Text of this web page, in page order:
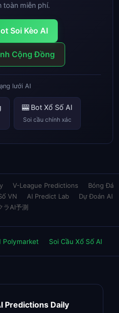
toàn miễn phí.
Soi Kèo AI
Cộng Đồng
lưới AI
🎰 Bot Xổ Số AI
Soi cầu chính xác
V-League Predictions
Bóng Đá
VN AI Predict Lab
Dự Đoán AI
ラAI予測
Polymarket Soi Cầu Xổ Số AI
Predictions Daily